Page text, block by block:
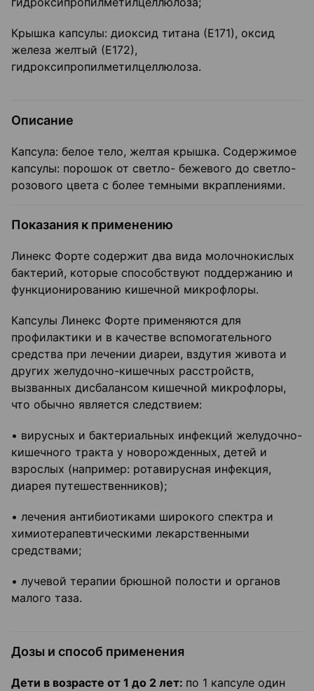
Крышка капсулы: диоксид титана (Е171), оксид
железа желтый (Е172),
гидроксипропилметилцеллюлоза.
Описание
Капсула: белое тело, желтая крышка. Содержимое
капсулы: порошок от светло- бежевого до светло-
розового цвета с более темными вкраплениями.
Показания к применению
Линекс Форте содержит два вида молочнокислых
бактерий, которые способствуют поддержанию и
функционированию кишечной микрофлоры.
Капсулы Линекс Форте применяются для
профилактики и в качестве вспомогательного
средства при лечении диареи, вздутия живота и
других желудочно-кишечных расстройств,
вызванных дисбалансом кишечной микрофлоры,
что обычно является следствием:
• вирусных и бактериальных инфекций желудочно-
кишечного тракта у новорожденных, детей и
взрослых (например: ротавирусная инфекция,
диарея путешественников);
• лечения антибиотиками широкого спектра и
химиотерапевтическими лекарственными
средствами;
• лучевой терапии брюшной полости и органов
малого таза.
Дозы и способ применения
Дети в возрасте от 1 до 2 лет: по 1 капсуле один